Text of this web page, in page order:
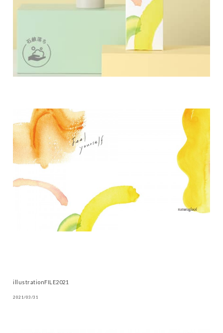
illustrationFILE2021
2021/03/31